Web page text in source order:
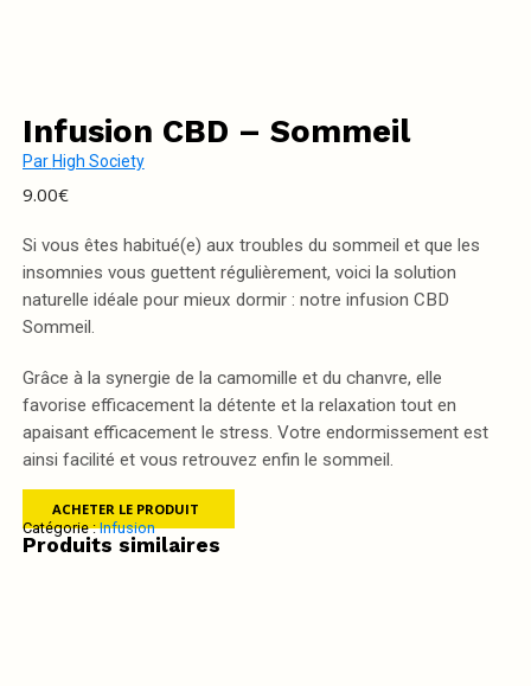
Infusion CBD – Sommeil
Par High Society
9.00€
Si vous êtes habitué(e) aux troubles du sommeil et que les
insomnies vous guettent régulièrement, voici la solution
naturelle idéale pour mieux dormir : notre infusion CBD
Sommeil.
Grâce à la synergie de la camomille et du chanvre, elle
favorise efficacement la détente et la relaxation tout en
apaisant efficacement le stress. Votre endormissement est
ainsi facilité et vous retrouvez enfin le sommeil.
ACHETER LE PRODUIT
Catégorie :Infusion
Produits similaires